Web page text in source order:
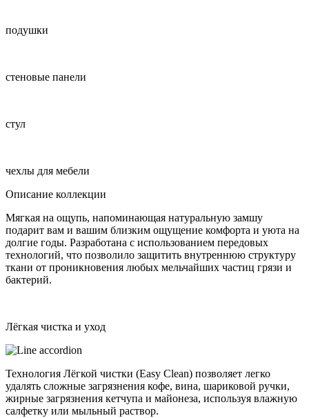
подушки
стеновые панели
стул
чехлы для мебели
Описание коллекции
Мягкая на ощупь, напоминающая натуральную замшу
подарит вам и вашим близким ощущение комфорта и уюта на
долгие годы. Разработана с использованием передовых
технологий, что позволило защитить внутреннюю структуру
ткани от проникновения любых мельчайших частиц грязи и
бактерий.
Лёгкая чистка и уход
Технология Лёгкой чистки (Easy Clean) позволяет легко
удалять сложные загрязнения кофе, вина, шариковой ручки,
жирные загрязнения кетчупа и майонеза, используя влажную
салфетку или мыльный раствор.